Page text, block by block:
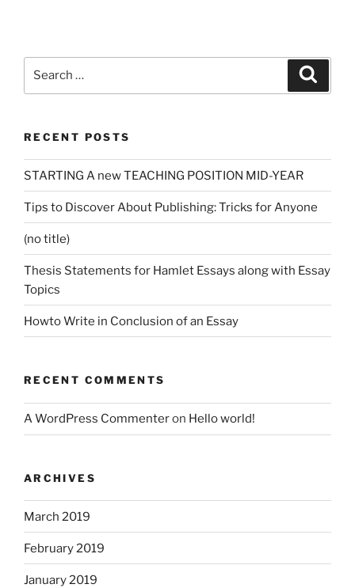
RECENT POSTS
STARTING A new TEACHING POSITION MID-YEAR
Tips to Discover About Publishing: Tricks for Anyone
(no title)
Thesis Statements for Hamlet Essays along with Essay
Topics
Howto Write in Conclusion of an Essay
RECENT COMMENTS
A WordPress Commenteron Hello world!
ARCHIVES
March 2019
February 2019
January 2019